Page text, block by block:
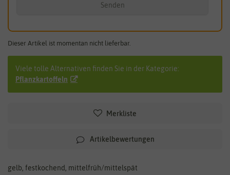
Senden
Dieser Artikel ist momentan nicht lieferbar.
Viele tolle Alternativen finden Sie in der Kategorie:
Pflanzkartoffeln
Merkliste
Artikelbewertungen
gelb, festkochend, mittelfrüh/mittelspät